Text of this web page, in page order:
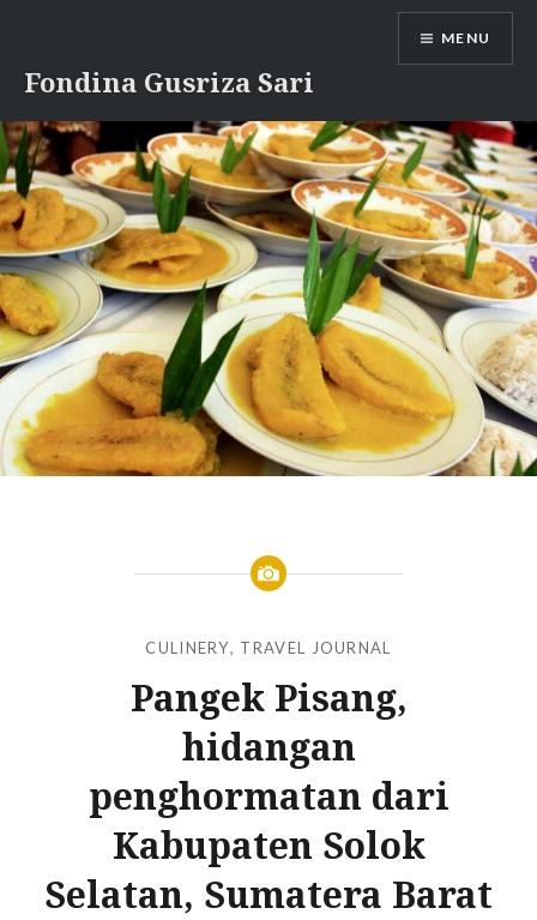
content
Fondina Gusriza Sari
MENU
CULINERY, TRAVEL JOURNAL
Pangek Pisang,
hidangan
penghormatan dari
Kabupaten Solok
Selatan, Sumatera Barat